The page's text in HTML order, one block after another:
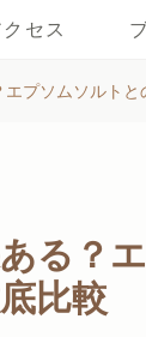
セス
プソムソルト
る？
比較